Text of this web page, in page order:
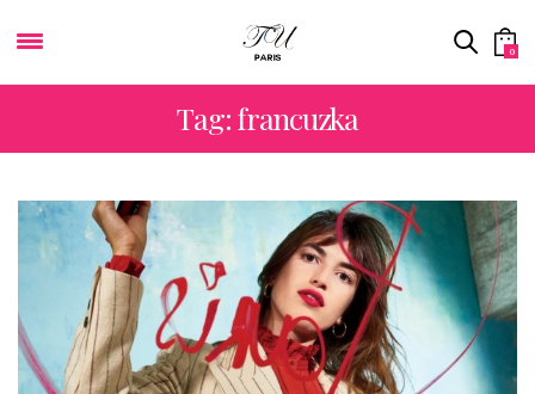
0
Tag: francuzka